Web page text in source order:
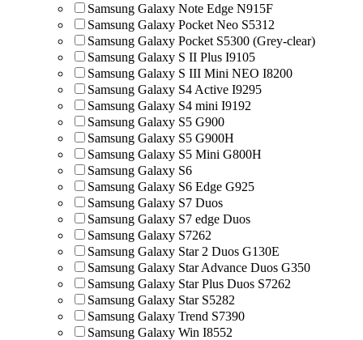
Samsung Galaxy Note Edge N915F
Samsung Galaxy Pocket Neo S5312
Samsung Galaxy Pocket S5300 (Grey-clear)
Samsung Galaxy S II Plus I9105
Samsung Galaxy S III Mini NEO I8200
Samsung Galaxy S4 Active I9295
Samsung Galaxy S4 mini I9192
Samsung Galaxy S5 G900
Samsung Galaxy S5 G900H
Samsung Galaxy S5 Mini G800H
Samsung Galaxy S6
Samsung Galaxy S6 Edge G925
Samsung Galaxy S7 Duos
Samsung Galaxy S7 edge Duos
Samsung Galaxy S7262
Samsung Galaxy Star 2 Duos G130E
Samsung Galaxy Star Advance Duos G350
Samsung Galaxy Star Plus Duos S7262
Samsung Galaxy Star S5282
Samsung Galaxy Trend S7390
Samsung Galaxy Win I8552